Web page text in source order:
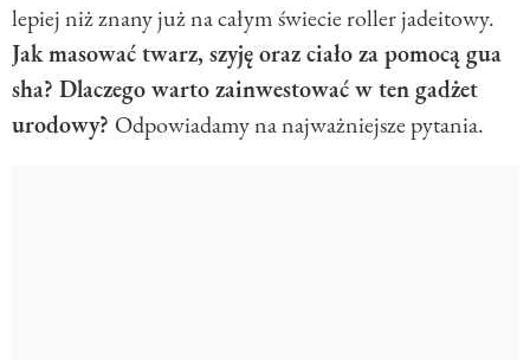
lepiej niż znany już na całym świecie roller jadeitowy.
Jak masować twarz, szyję oraz ciało za pomocą gua
sha? Dlaczego warto zainwestować w ten gadżet
urodowy? Odpowiadamy na najważniejsze pytania.